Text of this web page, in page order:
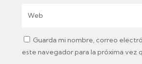
Guarda mi nombre, correo
este navegador para la próxima vez